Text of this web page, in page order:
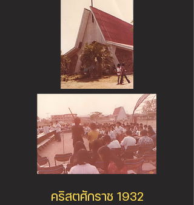
คริสตศักราช 1932